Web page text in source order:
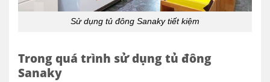
Sử dụng tủ đông Sanaky tiết kiệm
Trong quá trình sử dụng tủ đông
Sanaky